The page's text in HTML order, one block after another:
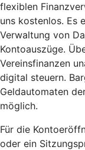
flexiblen
uns kostenlos. Es
Verwaltung von
Kontoauszüge.
Vereinsfinanzen
digital steuern.
Geldautomaten
möglich.
Für die
oder ein